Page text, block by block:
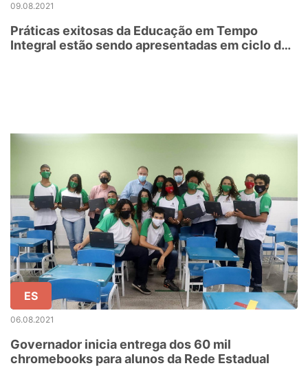
09.08.2021
Práticas exitosas da Educação em Tempo
Integral estão sendo apresentadas em ciclo de
ES
06.08.2021
Governador inicia entrega dos 60 mil
chromebooks para alunos da Rede Estadual